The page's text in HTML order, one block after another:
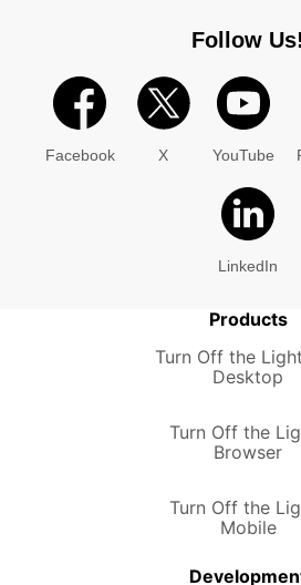
Follow Us!
Facebook X YouTube
LinkedIn
Products
Turn Off the
Desktop
Turn Off the
Browser
Turn Off the
Mobile